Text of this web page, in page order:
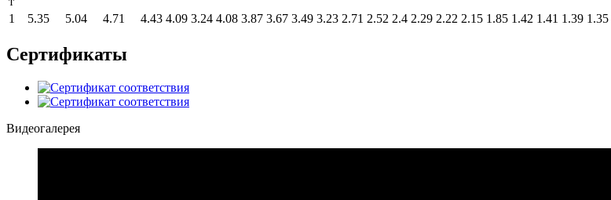
1 5.35 5.04 4.71 4.43 4.09 3.24 4.08 3.87 3.67 3.49 3.23 2.71 2.52 2.4 2.29 2.22 2.15 1.85 1.42 1.41 1.39 1.35
Сертификаты
Видеогалерея